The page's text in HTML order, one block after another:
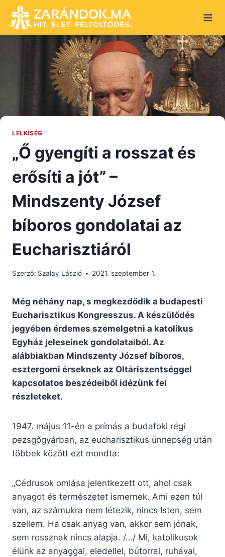
content
LELKISÉG
„Ő gyengíti a rosszat és
erősíti a jót” –
Mindszenty József
bíboros gondolatai az
Eucharisztiáról
Szerző: Szalay László 2021. szeptember 1.
Még néhány nap, s megkezdődik a budapesti
Eucharisztikus Kongresszus. A készülődés
jegyében érdemes szemelgetni a katolikus
Egyház jeleseinek gondolataiból. Az
alábbiakban Mindszenty József bíboros,
esztergomi érseknek az Oltáriszentséggel
kapcsolatos beszédeiből idézünk fel
részleteket.
1947. május 11-én a prímás a budafoki régi
pezsgőgyárban, az eucharisztikus ünnepség után
többek között ezt mondta:
„Cédrusok omlása jelentkezett ott, ahol csak
anyagot és természetet ismernek. Ami ezen túl
van, az számukra nem létezik, nincs Isten, sem
szellem. Ha csak anyag van, akkor sem jónak,
sem rossznak nincs alapja. /…/ Mi, katolikusok
élünk az anyaggal, eledellel, bútorral, ruhával,